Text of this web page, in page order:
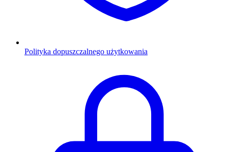
Polityka dopuszczalnego użytkowania